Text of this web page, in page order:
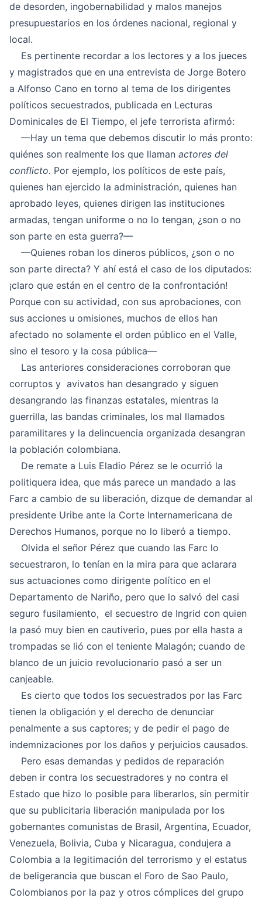
de desorden, ingobernabilidad y malos manejos
presupuestarios en los órdenes nacional, regional y
local.
Es pertinente recordar a los lectores y a los jueces
y magistrados que en una entrevista de Jorge Botero
a Alfonso Cano en torno al tema de los dirigentes
políticos secuestrados, publicada en Lecturas
Dominicales de El Tiempo, el jefe terrorista afirmó:
—Hay un tema que debemos discutir lo más pronto:
quiénes son realmente los que llaman actores del
conflicto. Por ejemplo, los políticos de este país,
quienes han ejercido la administración, quienes han
aprobado leyes, quienes dirigen las instituciones
armadas, tengan uniforme o no lo tengan, ¿son o no
son parte en esta guerra?—
—Quienes roban los dineros públicos, ¿son o no
son parte directa? Y ahí está el caso de los diputados:
¡claro que están en el centro de la confrontación!
Porque con su actividad, con sus aprobaciones, con
sus acciones u omisiones, muchos de ellos han
afectado no solamente el orden público en el Valle,
sino el tesoro y la cosa pública—
Las anteriores consideraciones corroboran que
corruptos y avivatos han desangrado y siguen
desangrando las finanzas estatales, mientras la
guerrilla, las bandas criminales, los mal llamados
paramilitares y la delincuencia organizada desangran
la población colombiana.
De remate a Luis Eladio Pérez se le ocurrió la
politiquera idea, que más parece un mandado a las
Farc a cambio de su liberación, dizque de demandar al
presidente Uribe ante la Corte Internamericana de
Derechos Humanos, porque no lo liberó a tiempo.
Olvida el señor Pérez que cuando las Farc lo
secuestraron, lo tenían en la mira para que aclarara
sus actuaciones como dirigente político en el
Departamento de Nariño, pero que lo salvó del casi
seguro fusilamiento, el secuestro de Ingrid con quien
la pasó muy bien en cautiverio, pues por ella hasta a
trompadas se lió con el teniente Malagón; cuando de
blanco de un juicio revolucionario pasó a ser un
canjeable.
Es cierto que todos los secuestrados por las Farc
tienen la obligación y el derecho de denunciar
penalmente a sus captores; y de pedir el pago de
indemnizaciones por los daños y perjuicios causados.
Pero esas demandas y pedidos de reparación
deben ir contra los secuestradores y no contra el
Estado que hizo lo posible para liberarlos, sin permitir
que su publicitaria liberación manipulada por los
gobernantes comunistas de Brasil, Argentina, Ecuador,
Venezuela, Bolivia, Cuba y Nicaragua, condujera a
Colombia a la legitimación del terrorismo y el estatus
de beligerancia que buscan el Foro de Sao Paulo,
Colombianos por la paz y otros cómplices del grupo